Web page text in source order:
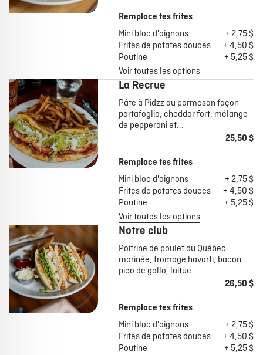
Remplace tes frites
Mini bloc d'oignons
+ 2,75 $
Frites de patates douces
+ 4,50 $
Poutine
+ 5,25 $
Voir toutes les options
La Recrue
Pâte à Pidzz au parmesan façon
portafoglio, cheddar fort, mélange
de pepperoni et...
25,50 $
Remplace tes frites
Mini bloc d'oignons
+ 2,75 $
Frites de patates douces
+ 4,50 $
Poutine
+ 5,25 $
Voir toutes les options
Notre club
Poitrine de poulet du Québec
marinée, fromage havarti, bacon,
pico de gallo, laitue...
26,50 $
Remplace tes frites
Mini bloc d'oignons
+ 2,75 $
Frites de patates douces
+ 4,50 $
Poutine
+ 5,25 $